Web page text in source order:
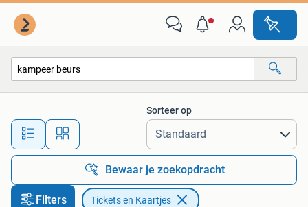
Alle afstanden…
Sorteer op
Bewaar je zoekopdracht
Filters Tickets en Kaartjes